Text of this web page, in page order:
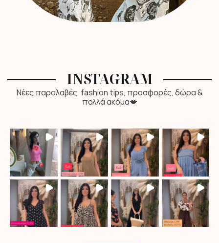
INSTAGRAM
Νέες παραλαβές, fashion tips, προσφορές, δώρα &
πολλά ακόμα💋